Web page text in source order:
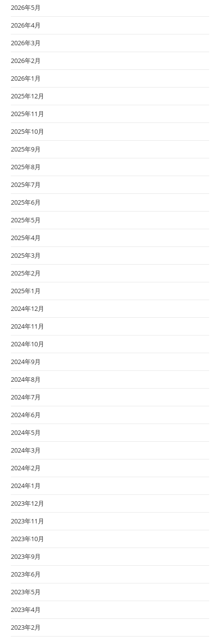
2026年5月
2026年4月
2026年3月
2026年2月
2026年1月
2025年12月
2025年11月
2025年10月
2025年9月
2025年8月
2025年7月
2025年6月
2025年5月
2025年4月
2025年3月
2025年2月
2025年1月
2024年12月
2024年11月
2024年10月
2024年9月
2024年8月
2024年7月
2024年6月
2024年5月
2024年3月
2024年2月
2024年1月
2023年12月
2023年11月
2023年10月
2023年9月
2023年6月
2023年5月
2023年4月
2023年2月